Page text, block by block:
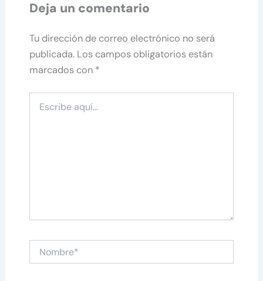
Deja un comentario
Tu dirección de correo electrónico no será
publicada. Los campos obligatorios están
marcados con *
aquí...